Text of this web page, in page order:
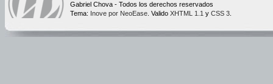
Gabriel Chova - Todos los derechos reservados
Tema: Inove por NeoEase . Valido XHTML 1.1 y CSS 3